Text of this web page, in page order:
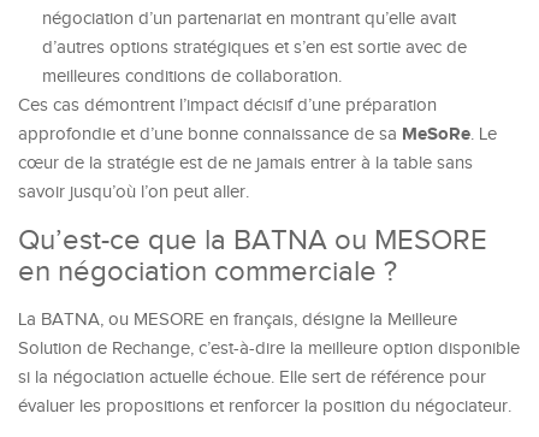
négociation d’un partenariat en montrant qu’elle avait
d’autres options stratégiques et s’en est sortie avec de
meilleures conditions de collaboration.
Ces cas démontrent l’impact décisif d’une préparation
approfondie et d’une bonne connaissance de sa MeSoRe. Le
cœur de la stratégie est de ne jamais entrer à la table sans
savoir jusqu’où l’on peut aller.
Qu’est-ce que la BATNA ou MESORE
en négociation commerciale ?
La BATNA, ou MESORE en français, désigne la Meilleure
Solution de Rechange, c’est-à-dire la meilleure option disponible
si la négociation actuelle échoue. Elle sert de référence pour
évaluer les propositions et renforcer la position du négociateur.